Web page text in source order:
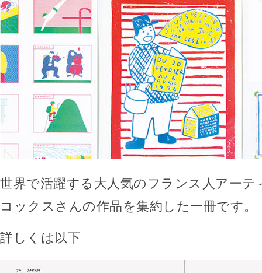
世界で活躍する大人気のフランス人アーテ
コックスさんの作品を集約した一冊です。
詳しくは以下